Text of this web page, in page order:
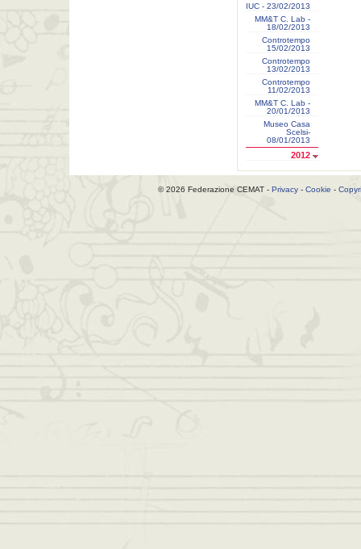
IUC - 23/02/2013
MM&T C. Lab -
18/02/2013
Controtempo
15/02/2013
Controtempo
13/02/2013
Controtempo
11/02/2013
MM&T C. Lab -
20/01/2013
Museo Casa
Scelsi-
08/01/2013
2012
© 2026 Federazione CEMAT - Privacy- Cookie -